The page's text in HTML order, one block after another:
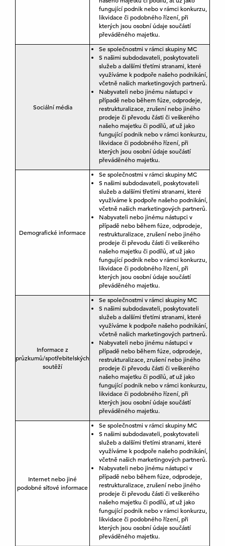
fungující podnik nebo v rámci konkurzu,
likvidace či podobného řízení, při
kterých jsou osobní údaje součástí
převáděného majetku.
Sociální média
Se společnostmi v rámci skupiny MC
S našimi subdodavateli, poskytovateli
služeb a dalšími třetími stranami, které
využíváme k podpoře našeho podnikání,
včetně našich marketingových partnerů.
Nabyvateli nebo jinému nástupci v
případě nebo během fúze, odprodeje,
restrukturalizace, zrušení nebo jiného
prodeje či převodu části či veškerého
našeho majetku či podílů, ať už jako
fungující podnik nebo v rámci konkurzu,
likvidace či podobného řízení, při
kterých jsou osobní údaje součástí
převáděného majetku.
Demografické informace
Se společnostmi v rámci skupiny MC
S našimi subdodavateli, poskytovateli
služeb a dalšími třetími stranami, které
využíváme k podpoře našeho podnikání,
včetně našich marketingových partnerů.
Nabyvateli nebo jinému nástupci v
případě nebo během fúze, odprodeje,
restrukturalizace, zrušení nebo jiného
prodeje či převodu části či veškerého
našeho majetku či podílů, ať už jako
fungující podnik nebo v rámci konkurzu,
likvidace či podobného řízení, při
kterých jsou osobní údaje součástí
převáděného majetku.
Informace z
průzkumů/spotřebitelských
soutěží
Se společnostmi v rámci skupiny MC
S našimi subdodavateli, poskytovateli
služeb a dalšími třetími stranami, které
využíváme k podpoře našeho podnikání,
včetně našich marketingových partnerů.
Nabyvateli nebo jinému nástupci v
případě nebo během fúze, odprodeje,
restrukturalizace, zrušení nebo jiného
prodeje či převodu části či veškerého
našeho majetku či podílů, ať už jako
fungující podnik nebo v rámci konkurzu,
likvidace či podobného řízení, při
kterých jsou osobní údaje součástí
převáděného majetku.
Internet nebo jiné
podobné síťové informace
Se společnostmi v rámci skupiny MC
S našimi subdodavateli, poskytovateli
služeb a dalšími třetími stranami, které
využíváme k podpoře našeho podnikání,
včetně našich marketingových partnerů.
Nabyvateli nebo jinému nástupci v
případě nebo během fúze, odprodeje,
restrukturalizace, zrušení nebo jiného
prodeje či převodu části či veškerého
našeho majetku či podílů, ať už jako
fungující podnik nebo v rámci konkurzu,
likvidace či podobného řízení, při
kterých jsou osobní údaje součástí
převáděného majetku.